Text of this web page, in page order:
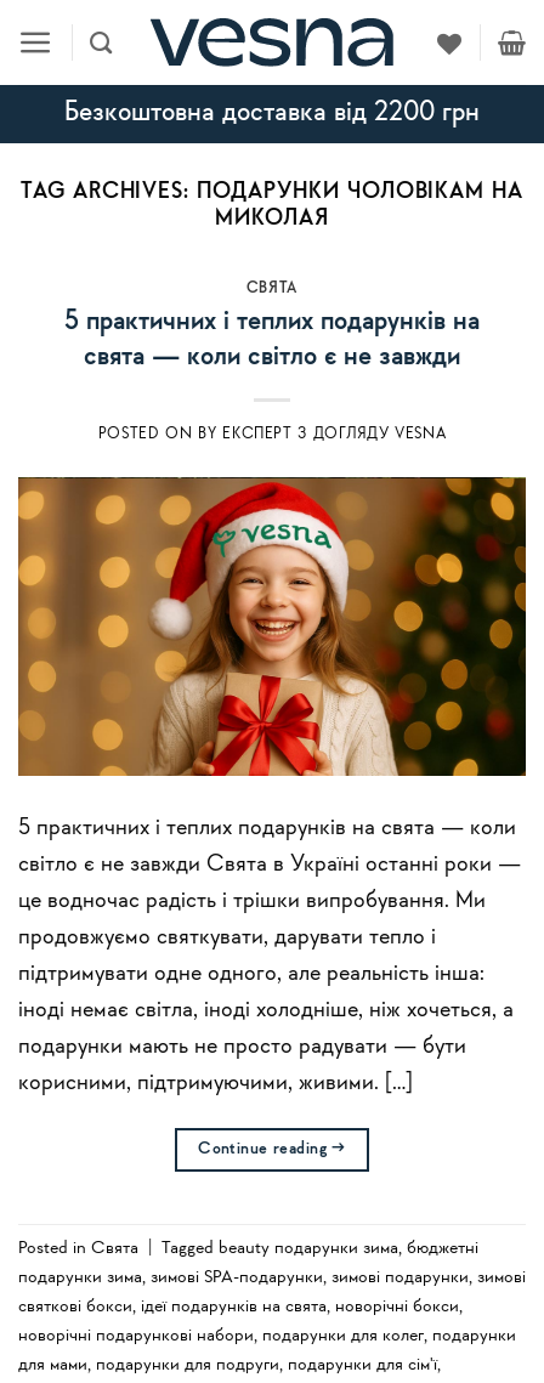
content
Безкоштовна доставка від 2200 грн
TAG ARCHIVES:
ПОДАРУНКИ ЧОЛОВІКАМ НА
МИКОЛАЯ
СВЯТА
5 практичних і теплих подарунків на
свята — коли світло є не завжди
POSTED ON BY ЕКСПЕРТ З ДОГЛЯДУ VESNA
5 практичних і теплих подарунків на свята — коли
світло є не завжди Свята в Україні останні роки —
це водночас радість і трішки випробування. Ми
продовжуємо святкувати, дарувати тепло і
підтримувати одне одного, але реальність інша:
іноді немає світла, іноді холодніше, ніж хочеться, а
подарунки мають не просто радувати — бути
корисними, підтримуючими, живими. […]
Continue reading→
Posted in Свята Tagged beauty подарунки зима, бюджетні
подарунки зима, зимові SPA-подарунки, зимові подарунки, зимові
святкові бокси, ідеї подарунків на свята, новорічні бокси,
новорічні подарункові набори, подарунки для колег, подарунки
для мами, подарунки для подруги, подарунки для сім'ї,